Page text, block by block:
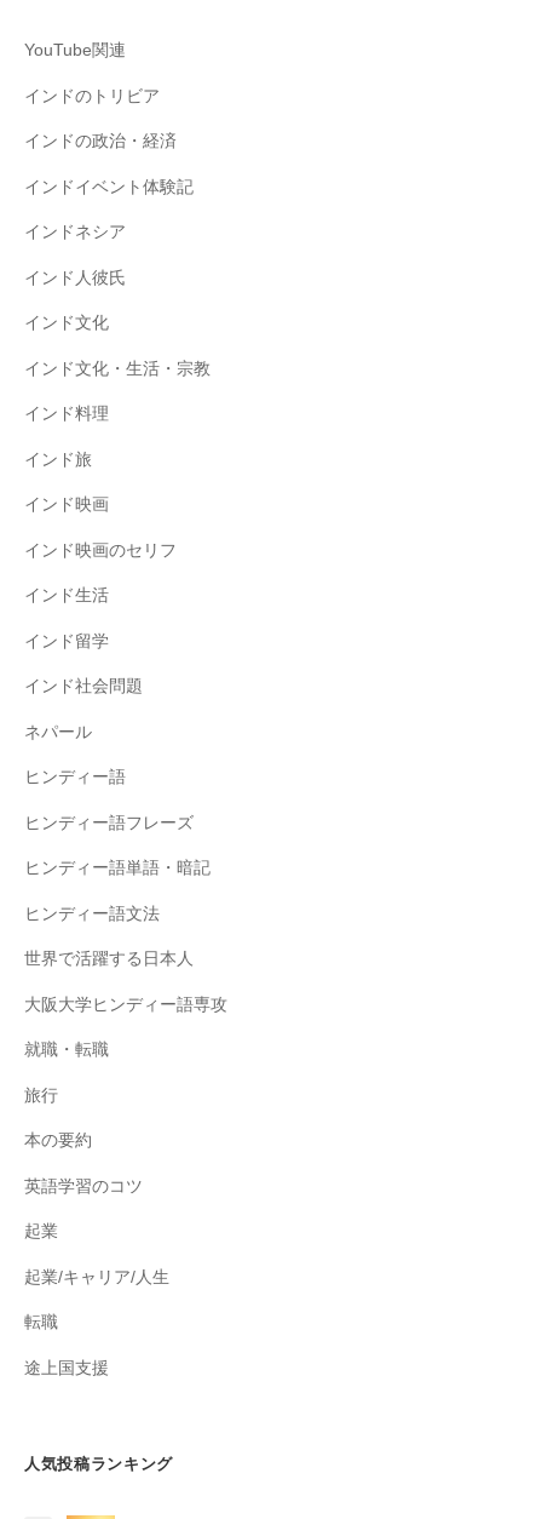
YouTube関連
インドのトリビア
インドの政治・経済
インドイベント体験記
インドネシア
インド人彼氏
インド文化
インド文化・生活・宗教
インド料理
インド旅
インド映画
インド映画のセリフ
インド生活
インド留学
インド社会問題
ネパール
ヒンディー語
ヒンディー語フレーズ
ヒンディー語単語・暗記
ヒンディー語文法
世界で活躍する日本人
大阪大学ヒンディー語専攻
就職・転職
旅行
本の要約
英語学習のコツ
起業
起業/キャリア/人生
転職
途上国支援
人気投稿ランキング